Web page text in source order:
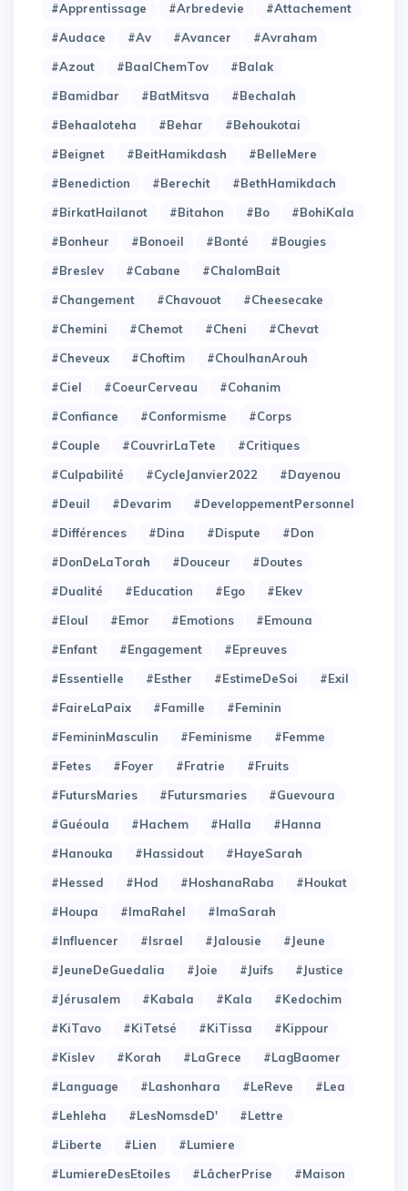
#Apprentissage
#Arbredevie
#Attachement
#Audace
#Av #Avancer
#Avraham
#Azout
#BaalChemTov
#Balak
#Bamidbar
#BatMitsva
#Bechalah
#Behaaloteha
#Behar
#Behoukotai
#Beignet
#BeitHamikdash
#BelleMere
#Benediction
#Berechit
#BethHamikdach
#BirkatHailanot
#Bitahon #Bo
#BohiKala
#Bonheur
#Bonoeil #Bonté
#Bougies
#Breslev
#Cabane
#ChalomBait
#Changement
#Chavouot
#Cheesecake
#Chemini
#Chemot #Cheni
#Chevat
#Cheveux
#Choftim
#ChoulhanArouh
#Ciel
#CoeurCerveau
#Cohanim
#Confiance
#Conformisme
#Corps
#Couple
#CouvrirLaTete
#Critiques
#Culpabilité
#CycleJanvier2022
#Dayenou
#Deuil
#Devarim
#DeveloppementPersonnel
#Différences
#Dina #Dispute
#Don
#DonDeLaTorah
#Douceur
#Doutes
#Dualité
#Education #Ego
#Ekev
#Eloul
#Emor #Emotions
#Emouna
#Enfant
#Engagement
#Epreuves
#Essentielle
#Esther #EstimeDeSoi
#Exil
#FaireLaPaix
#Famille
#Feminin
#FemininMasculin
#Feminisme
#Femme
#Fetes
#Foyer #Fratrie
#Fruits
#FutursMaries
#Futursmaries
#Guevoura
#Guéoula
#Hachem #Halla
#Hanna
#Hanouka
#Hassidout
#HayeSarah
#Hessed
#Hod #HoshanaRaba
#Houkat
#Houpa
#ImaRahel
#ImaSarah
#Influencer
#Israel #Jalousie
#Jeune
#JeuneDeGuedalia
#Joie #Juifs
#Justice
#Jérusalem
#Kabala #Kala
#Kedochim
#KiTavo
#KiTetsé #KiTissa
#Kippour
#Kislev
#Korah #LaGrece
#LagBaomer
#Language
#Lashonhara #LeReve
#Lea
#Lehleha
#LesNomsdeD'
#Lettre
#Liberte
#Lien
#Lumiere
#LumiereDesEtoiles
#LâcherPrise #Maison